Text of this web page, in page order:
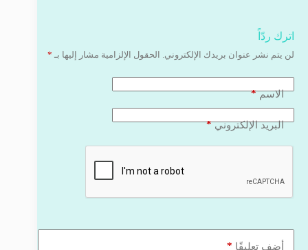
اترك ردّاً
لن يتم نشر عنوان بريدك الإلكتروني. الحقول الإلزامية مشار إليها بـ *
الاسم*
البريد الإلكتروني*
أضف تعليقًا *